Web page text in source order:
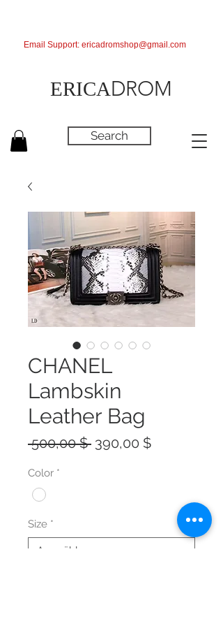
ERICADROM
Search
Email Support: ericadromshop@gmail.com
CHANEL
Lambskin
Leather Bag
500,00 $ Standardpreis
390,00 $Sale-
Color *
Size *